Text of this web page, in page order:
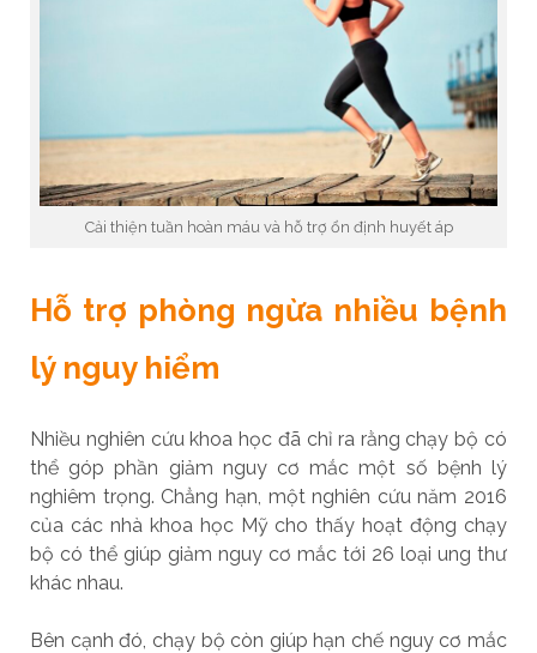
Cải thiện tuần hoàn máu và hỗ trợ ổn định huyết áp
Hỗ trợ phòng ngừa nhiều bệnh
lý nguy hiểm
Nhiều nghiên cứu khoa học đã chỉ ra rằng chạy bộ có
thể góp phần giảm nguy cơ mắc một số bệnh lý
nghiêm trọng. Chẳng hạn, một nghiên cứu năm 2016
của các nhà khoa học Mỹ cho thấy hoạt động chạy
bộ có thể giúp giảm nguy cơ mắc tới 26 loại ung thư
khác nhau.
Bên cạnh đó, chạy bộ còn giúp hạn chế nguy cơ mắc